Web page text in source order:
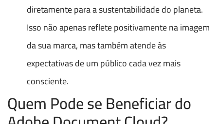
diretamente para a sustentabilidade do planeta.
Isso não apenas reflete positivamente na imagem
da sua marca, mas também atende às
expectativas de um público cada vez mais
consciente.
Quem Pode se Beneficiar do